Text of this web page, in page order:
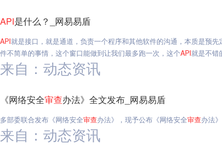
API是什么？_网易易盾
API就是接口，就是通道，负责一个程序和其他软件的沟通，本质是预
件不简单的事情，这个窗口能做到让我们最多跑一次，这个API就是不错
来自：动态资讯
《网络安全审查办法》全文发布_网易易盾
多部委联合发布《网络安全审查办法》，现予公布《网络安全审查办法
来自：动态资讯